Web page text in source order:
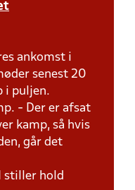
ankomst i
senest 20
i puljen.
- Der er afsat
kamp, så hvis
går det
stiller hold